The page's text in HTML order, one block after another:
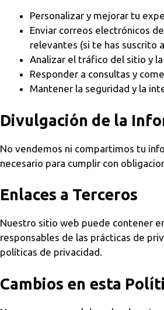
Personalizar y mejorar tu
Enviar correos electrónicos
relevantes (si te has suscrito
Analizar el tráfico del sitio y
Responder a consultas y
Mantener la seguridad y la
Divulgación de la
No vendemos ni compartimos tu
necesario para cumplir con
Enlaces a Terceros
Nuestro sitio web puede contener
responsables de las prácticas de
políticas de privacidad.
Cambios en esta